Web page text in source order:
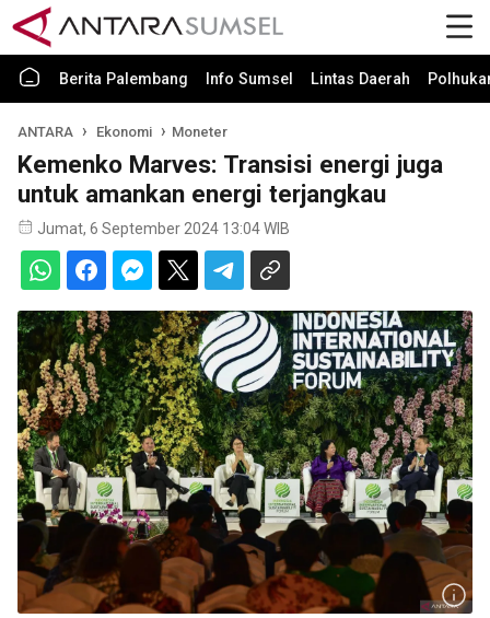
Berita Palembang Info Sumsel Lintas Daerah
ANTARA Ekonomi Moneter
Kemenko Marves: Transisi energi juga
untuk amankan energi terjangkau
Jumat, 6 September 2024 13:04 WIB